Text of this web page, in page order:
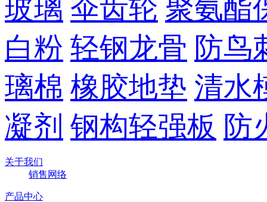
玻璃 伞齿轮 聚氨酯
白粉 轻钢龙骨 防鸟
璃棉 橡胶地垫 清水
凝剂 钢构轻强板 防
关于我们
销售网络
产品中心